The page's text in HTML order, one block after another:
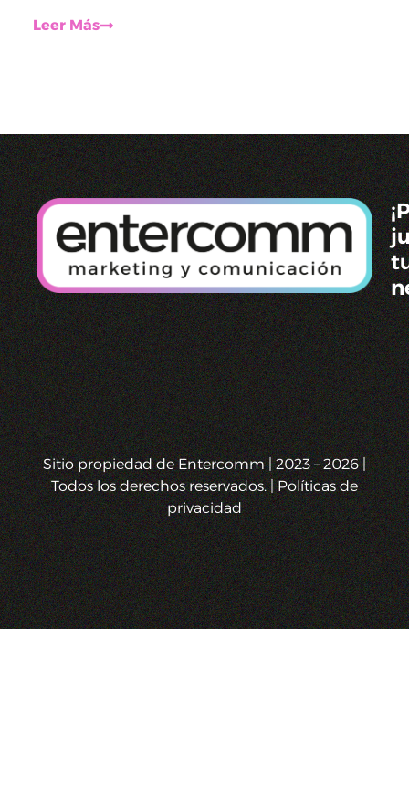
Leer Más
Sitio propiedad de Entercomm | 2023 – 2026 |
Todos los derechos reservados. | Políticas de
privacidad